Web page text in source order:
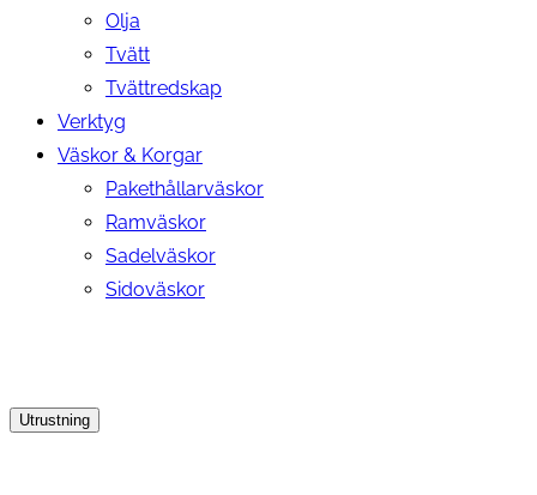
Olja
Tvätt
Tvättredskap
Verktyg
Väskor & Korgar
Pakethållarväskor
Ramväskor
Sadelväskor
Sidoväskor
Utrustning